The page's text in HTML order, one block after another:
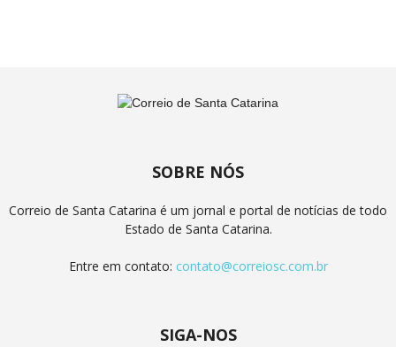
SOBRE NÓS
Correio de Santa Catarina é um jornal e portal de notícias de todo
Estado de Santa Catarina.
Entre em contato: contato@correiosc.com.br
SIGA-NOS